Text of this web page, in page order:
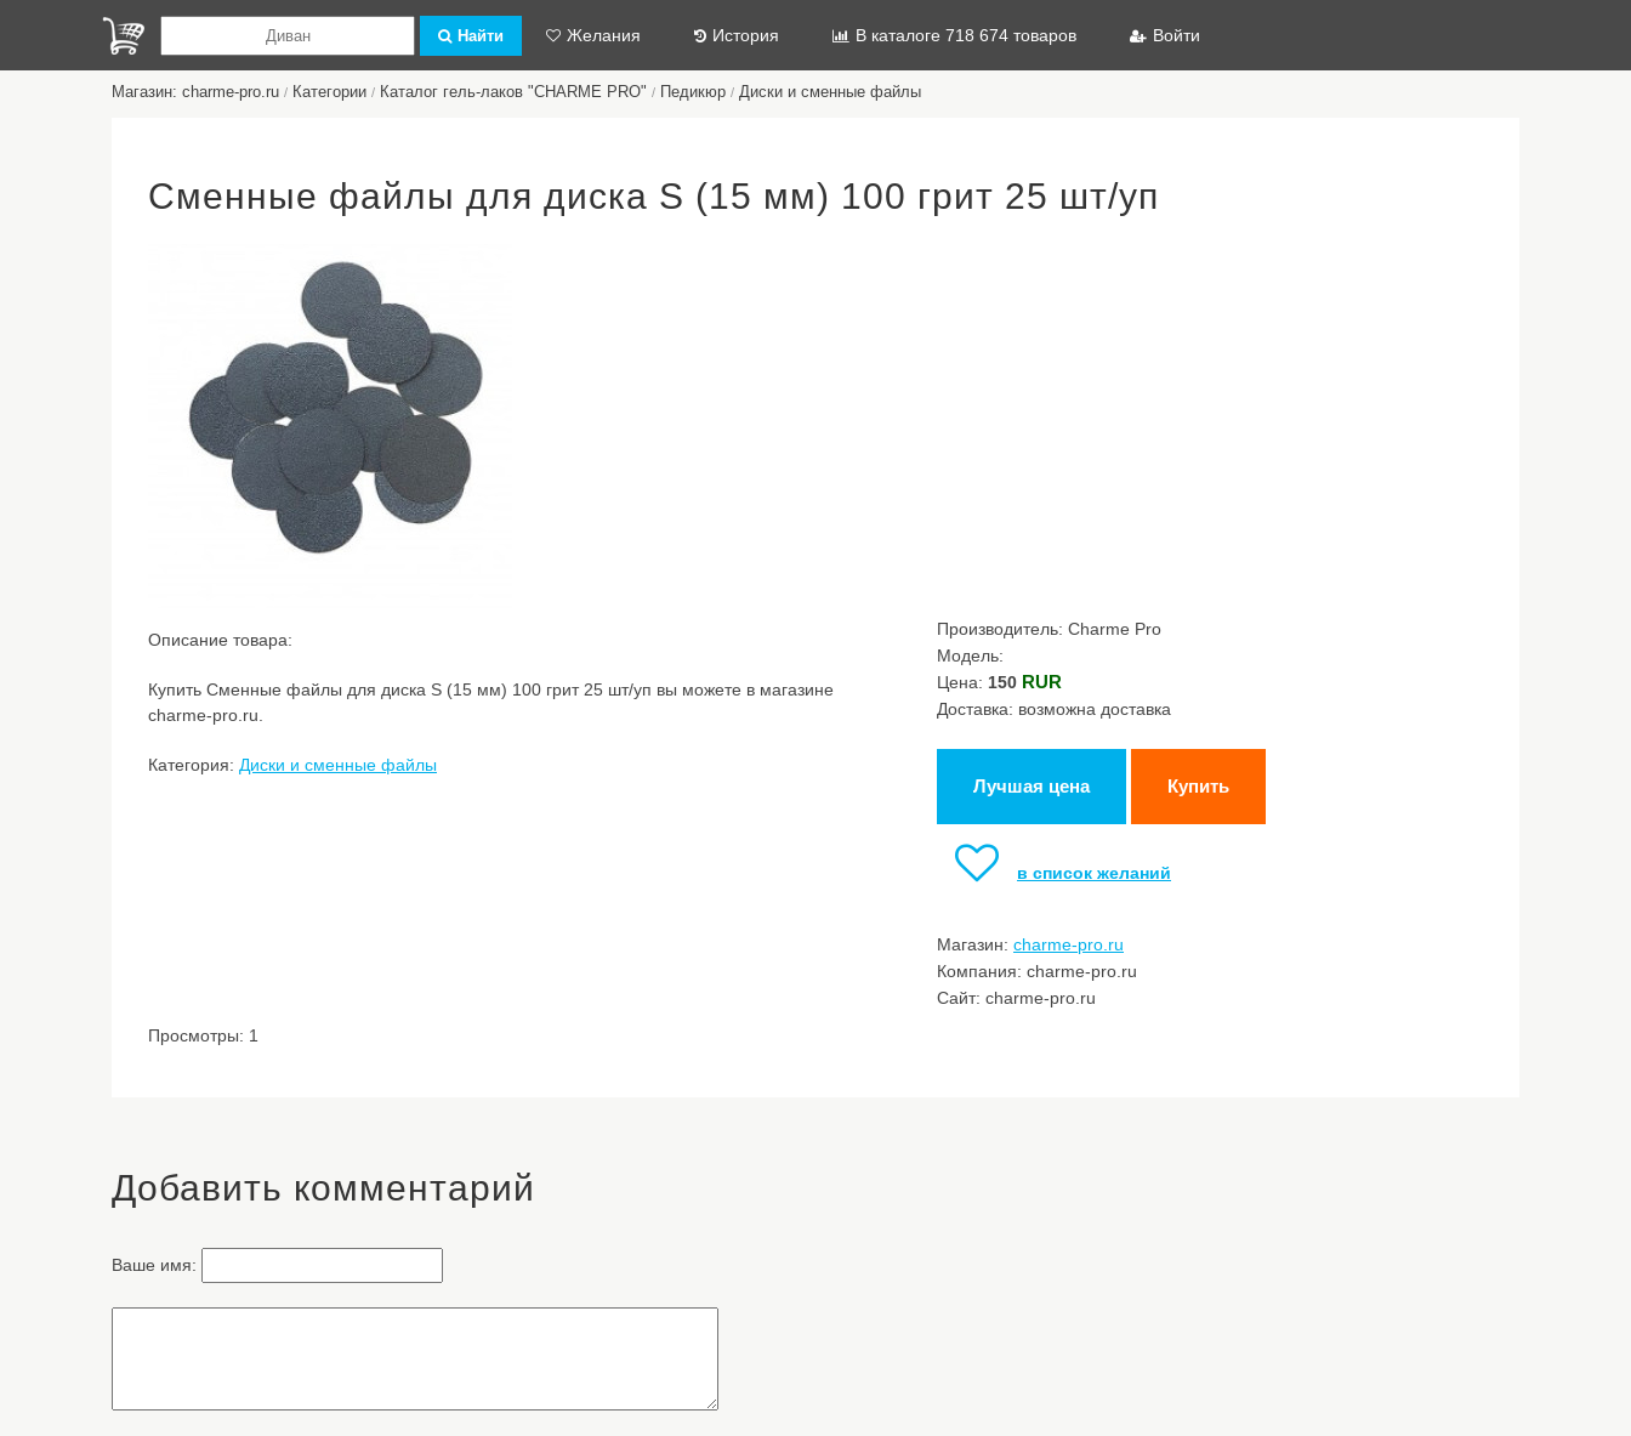
Найти Желания История В каталоге 718 674 товаров Войти
Магазин: charme-pro.ru / Категории / Каталог гель-лаков "CHARME PRO" / Педикюр / Диски и сменные файлы
Сменные файлы для диска S (15 мм) 100 грит 25 шт/уп
Описание товара:
Купить Сменные файлы для диска S (15 мм) 100 грит 25 шт/уп вы можете в магазине
charme-pro.ru.
Категория: Диски и сменные файлы
Производитель: Charme Pro
Модель:
Цена: 150 RUR
Доставка: возможна доставка
Лучшая цена Купить
в список желаний
Магазин: charme-pro.ru
Компания: charme-pro.ru
Сайт: charme-pro.ru
Просмотры: 1
Добавить комментарий
Ваше имя: